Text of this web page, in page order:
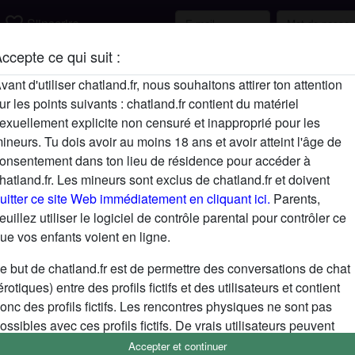
ce qui suit :
d'utiliser chatland.fr, nous souhaitons attirer ton attention
les points suivants : chatland.fr contient du matériel
explicite non censuré et inapproprié pour les
Tu dois avoir au moins 18 ans et avoir atteint l'âge de
dans ton lieu de résidence pour accéder à
Les mineurs sont exclus de chatland.fr et doivent
ce site Web immédiatement en cliquant ici. Parents,
utiliser le logiciel de contrôle parental pour contrôler ce
vos enfants voient en ligne.
but de chatland.fr est de permettre des conversations de chat
entre des profils fictifs et des utilisateurs et contient
des profils fictifs. Les rencontres physiques ne sont pas
avec ces profils fictifs. De vrais utilisateurs peuvent
également être trouvés sur le site Web. Afin de différencier ces
Accepter et continuer
favorite_borderS'inscrire
Description
N'a pas encore saisi de description
Cherche
N'a spécifié aucune préférence